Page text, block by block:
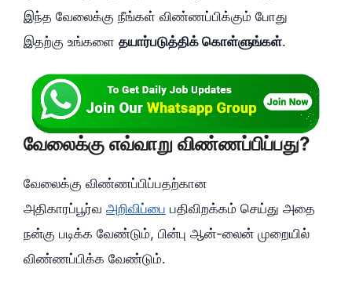
இந்த வேலைக்கு நீங்கள் விண்ணப்பிக்கும் போது
இதற்கு உங்களை தயார்படுத்திக் கொள்ளுங்கள்.
வேலைக்கு எவ்வாறு விண்ணப்பிப்பது?
வேலைக்கு விண்ணப்பிப்பதற்கான
அதிகாரப்பூர்வ அறிவிப்பை பதிவிறக்கம் செய்து அதை
நன்கு படிக்க வேண்டும், பின்பு ஆன்-லைன் முறையில்
விண்ணப்பிக்க வேண்டும்.